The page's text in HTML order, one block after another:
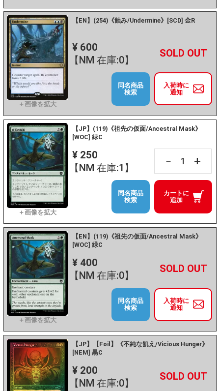
【EN】(254)《蝕み/Undermine》[SCD] 金R
¥ 600
【NM 在庫:0】
－ +
入荷時に
通知
同名商品
検索
【JP】(119)《祖先の仮面/Ancestral Mask》
[WOC] 緑C
¥ 250
【NM 在庫:1】
－ +
カートに
追加
同名商品
検索
【EN】(119)《祖先の仮面/Ancestral Mask》
[WOC] 緑C
¥ 400
【NM 在庫:0】
－ +
入荷時に
通知
同名商品
検索
【JP】【Foil】《不純な飢え/Vicious Hunger》
[NEM] 黒C
¥ 200
【NM 在庫:0】
－ +